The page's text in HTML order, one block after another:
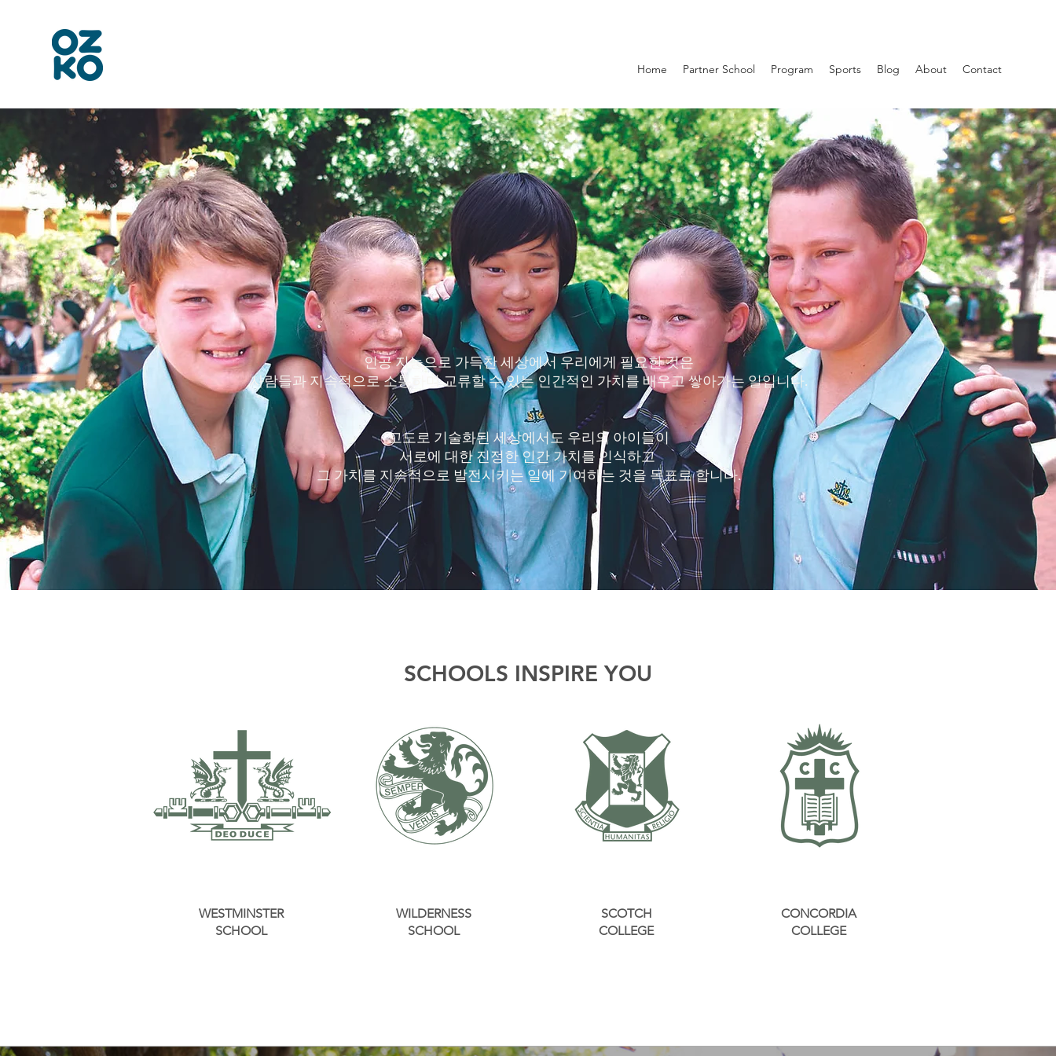
Home Partner School Program Sports Blog About Contact
인공 지능으로 가득찬 세상에서 우리에게 필요한 것은
사람들과 지속적으로 소통하며 교류할 수 있는 인간적인 가치를 배우고 쌓아가는 일입니다.
고도로 기술화된 세상에서도 우리의 아이들이
서로에 대한 진정한 인간 가치를 인식하고
그 가치를 지속적으로 발전시키는 일에 기여하는 것을 목표로 합니다.
SCHOOLS INSPIRE YOU
WESTMINSTER
SCHOOL
WILDERNESS
SCHOOL
SCOTCH
COLLEGE
CONCORDIA
COLLEGE